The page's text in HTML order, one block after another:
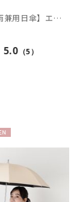
WEB限定【晴雨兼用日傘】エスタ(estaa)REIKYAKUパラソル 55㎝ ラディクール 遮光100 UV100 ボタンジャンプ
5.0 （5）